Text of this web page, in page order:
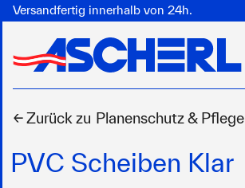
Versandfertig innerhalb von 24h.
← Zurück zu Planenschutz & Pflege
PVC Scheiben Klar